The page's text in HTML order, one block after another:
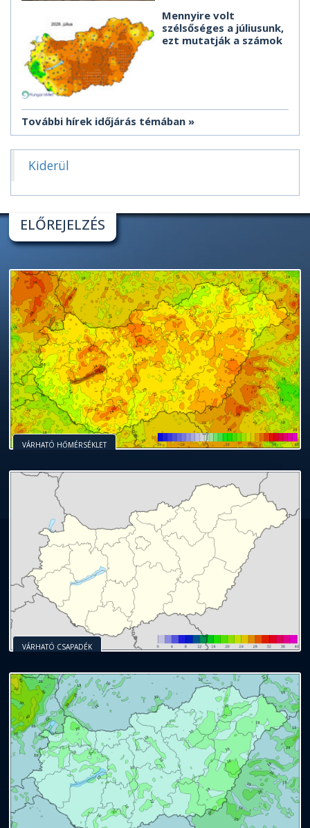
Mennyire volt
szélsőséges a júliusunk,
ezt mutatják a számok
További hírek időjárás témában
Kiderül
ELŐREJELZÉS
VÁRHATÓ HŐMÉRSÉKLET
VÁRHATÓ CSAPADÉK